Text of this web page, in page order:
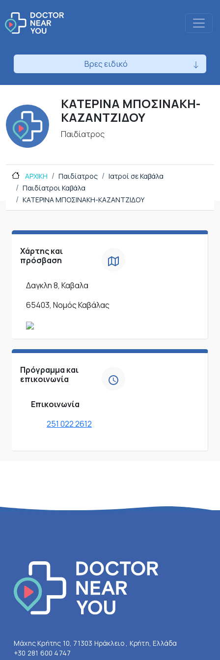
Βρες ειδικό
ΚΑΤΕΡΙΝΑ ΜΠΟΣΙΝΑΚΗ-
ΚΑΖΑΝΤΖΙΔΟΥ
Παιδίατρος
ΑΡΧΙΚΗ Παιδίατρος
Ιατροί σε Καβάλα
Παιδίατροι Καβάλα
ΚΑΤΕΡΙΝΑ ΜΠΟΣΙΝΑΚΗ-ΚΑΖΑΝΤΖΙΔΟΥ
Χάρτης και
πρόσβαση
Δαγκλη 8, Καβαλα
65403, Νομός Καβάλας
Πρόγραμμα και
επικοινωνία
Επικοινωνία
251 022 2612
Μάχης Κρήτης 10, 71303 Ηράκλειο , Κρήτη, Ελλάδα
+30 281 600 4747